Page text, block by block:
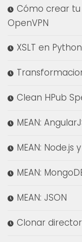
Cómo crear tu
OpenVPN
XSLT en
Clean HPub
MEAN:
MEAN: Node.js
MEAN:
MEAN: JSON
Clonar